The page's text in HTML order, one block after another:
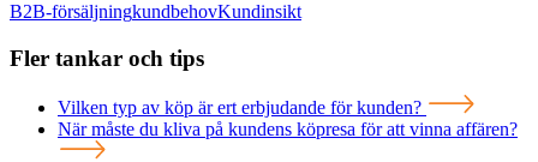
B2B-försäljningkundbehovKundinsikt
Fler tankar och tips
Vilken typ av köp är ert erbjudande för kunden?
När måste du kliva på kundens köpresa för att vinna affären?